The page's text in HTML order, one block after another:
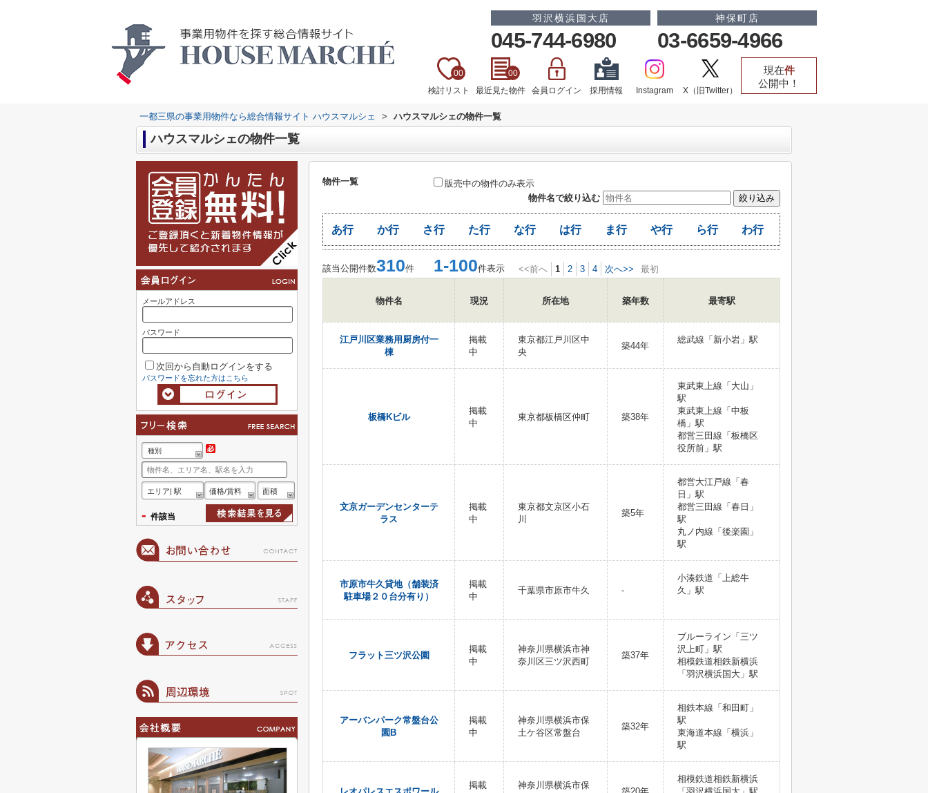
羽沢横浜国大店
045-744-6980
神保町店
03-6659-4966
検討リスト
00
最近見た物件
00
会員ログイン
採用情報 Instagram X（旧Twitter）
現在件
公開中！
一都三県の事業用物件なら総合情報サイト ハウスマルシェ > ハウスマルシェの物件一覧
ハウスマルシェの物件一覧
物件一覧
販売中の物件のみ表示
物件名で絞り込む
あ行 か行 さ行 た行 な行 は行 ま行 や行 ら行 わ行
該当公開件数310件 1-100件表示 <<前へ 1 2 3 4 次へ>> 最初
物件名 現況 所在地 築年数 最寄駅
江戸川区業務用厨房付一
棟
掲載
中
東京都江戸川区中
央
築44年
総武線「新小岩」駅
板橋Kビル
掲載
中
東京都板橋区仲町 築38年
東武東上線「大山」
駅
東武東上線「中板
橋」駅
都営三田線「板橋区
役所前」駅
文京ガーデンセンターテ
ラス
掲載
中
東京都文京区小石
川
築5年
都営大江戸線「春
日」駅
都営三田線「春日」
駅
丸ノ内線「後楽園」
駅
市原市牛久貸地（舗装済
駐車場２０台分有り）
掲載
中
千葉県市原市牛久 -
小湊鉄道「上総牛
久」駅
フラット三ツ沢公園
掲載
中
神奈川県横浜市神
奈川区三ツ沢西町
築37年
ブルーライン「三ツ
沢上町」駅
相模鉄道相鉄新横浜
「羽沢横浜国大」駅
アーバンパーク常盤台公
園B
掲載
中
神奈川県横浜市保
土ケ谷区常盤台
築32年
相鉄本線「和田町」
駅
東海道本線「横浜」
駅
掲載
神奈川県横浜市保
相模鉄道相鉄新横浜
メールアドレス
パスワード
次回から自動ログインをする
パスワードを忘れた方はこちら
種別
エリア| 駅 価格/賃料 面積
- 件該当